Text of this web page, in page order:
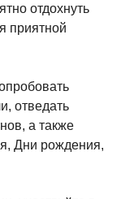
отдохнуть
приятной
отведать
а также
Дни рождения,